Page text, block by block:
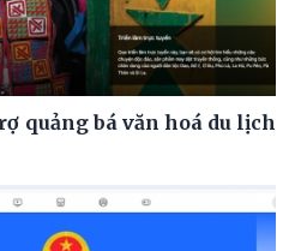
quảng bá văn hoá du lịch